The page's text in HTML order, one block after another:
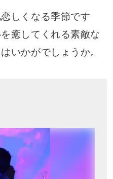
しくなる季節です
癒してくれる素敵な
いかがでしょうか。